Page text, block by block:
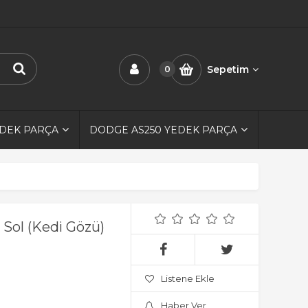
0 Sepetim
PARÇA DODGE AS250 YEDEK PARÇA
(Kedi Gözü)
Listene Ekle
Haber Ver